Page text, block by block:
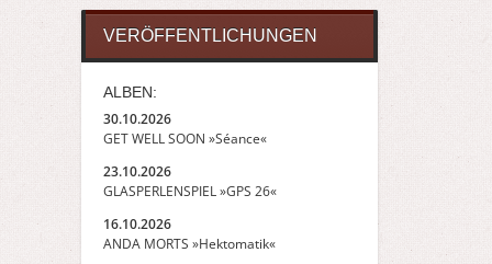
VERÖFFENTLICHUNGEN
ALBEN:
30.10.2026
GET WELL SOON »Séance«
23.10.2026
GLASPERLENSPIEL »GPS 26«
16.10.2026
ANDA MORTS »Hektomatik«